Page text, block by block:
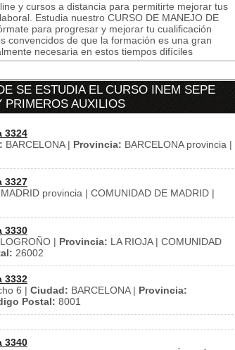
y cursos a distancia para permitirte mejorar tus
Estudia nuestro CURSO DE MANEJO DE
para progresar y mejorar tu cualificación
convencidos de que la formación es una gran
necesaria en estos tiempos difíciles
SE ESTUDIA EL CURSO INEM SEPE
PRIMEROS AUXILIOS
3324
BARCELONA | Provincia: BARCELONA provincia |
3327
MADRID provincia | COMUNIDAD DE MADRID |
3330
LOGROÑO | Provincia: LA RIOJA | COMUNIDAD
26002
3332
6 | Ciudad: BARCELONA | Provincia:
Postal: 8001
3340